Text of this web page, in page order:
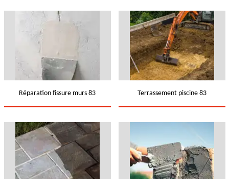
Réparation fissure murs 83 Terrassement piscine 83